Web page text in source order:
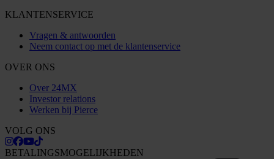
KLANTENSERVICE
Vragen & antwoorden
Neem contact op met de klantenservice
OVER ONS
Over 24MX
Investor relations
Werken bij Pierce
VOLG ONS
BETALINGSMOGELIJKHEDEN